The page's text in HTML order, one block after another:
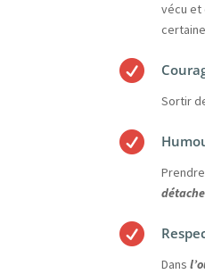
vécu et

Sortir


Dans